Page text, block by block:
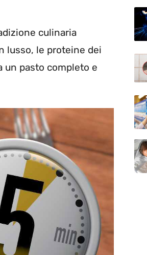
culinaria
lusso, le proteine dei
un pasto completo e